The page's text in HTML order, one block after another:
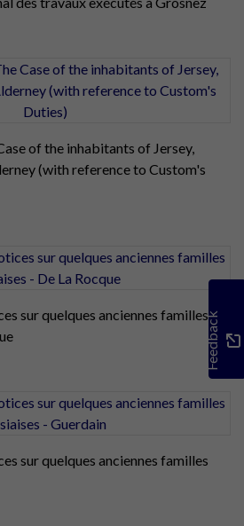
of the inhabitants of Jersey,
(with reference to Custom's
sur quelques anciennes familles
sur quelques anciennes familles
Feedback